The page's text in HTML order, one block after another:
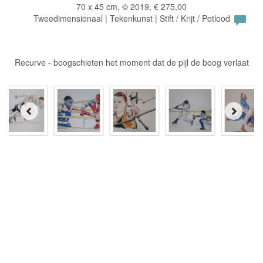
70 x 45 cm, © 2019, € 275,00
Tweedimensionaal | Tekenkunst | Stift / Krijt / Potlood
Recurve - boogschieten het moment dat de pijl de boog verlaat